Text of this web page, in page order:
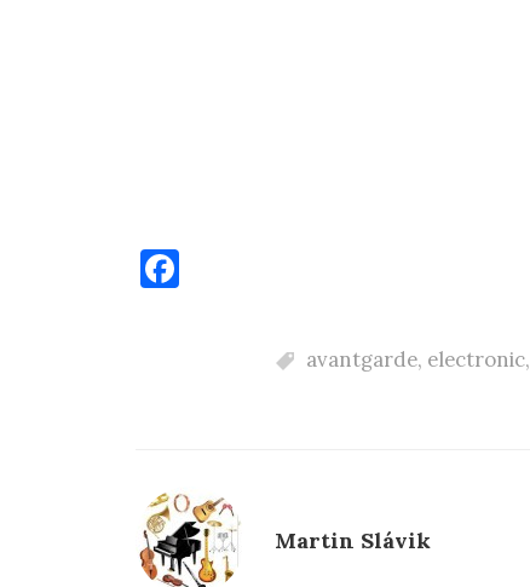
o
k
avantgarde, electronic,
Martin Slávik